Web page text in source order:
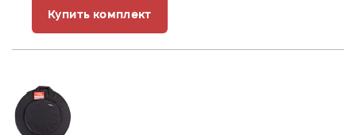
Купить комплект